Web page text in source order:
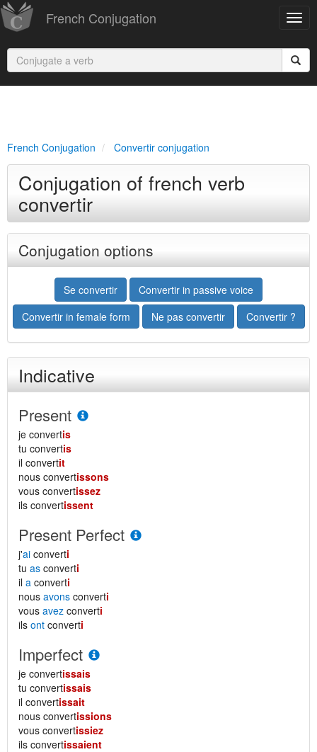
French Conjugation
French Conjugation Convertir conjugation
Conjugation of french verb
convertir
Conjugation options
Se convertir
Convertir in passive voice
Convertir in female form
Ne pas convertir Convertir ?
Indicative
Present
je convertis
tu convertis
il convertit
nous convertissons
vous convertissez
ils convertissent
Present Perfect
j'ai converti
tu as converti
il a converti
nous avons converti
vous avez converti
ils ont converti
Imperfect
je convertissais
tu convertissais
il convertissait
nous convertissions
vous convertissiez
ils convertissaient